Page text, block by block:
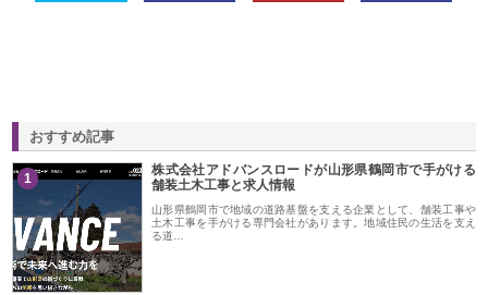
おすすめ記事
1
株式会社アドバンスロードが山形県鶴岡市で手がける
舗装土木工事と求人情報
山形県鶴岡市で地域の道路基盤を支える企業として、舗装工事や
土木工事を手がける専門会社があります。地域住民の生活を支え
る道…